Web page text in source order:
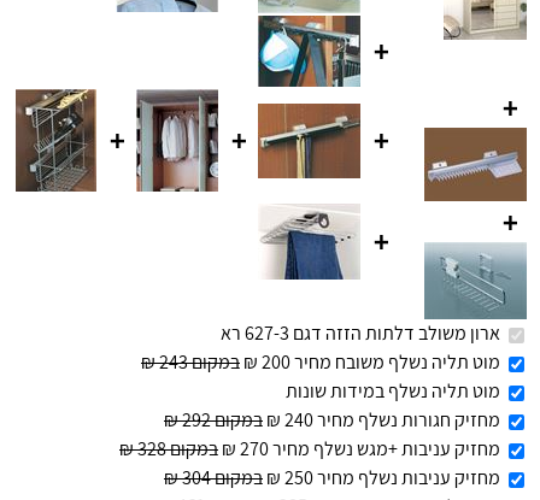
+
+
+
+
+
+
+
ארון משולב דלתות הזזה דגם 627-3 רא
מוט תליה נשלף משובח מחיר 200 ₪
במקום 243 ₪
מוט תליה נשלף במידות שונות
מחזיק חגורות נשלף מחיר 240 ₪
במקום 292 ₪
מחזיק עניבות +מגש נשלף מחיר 270 ₪
במקום 328 ₪
מחזיק עניבות נשלף מחיר 250 ₪
במקום 304 ₪